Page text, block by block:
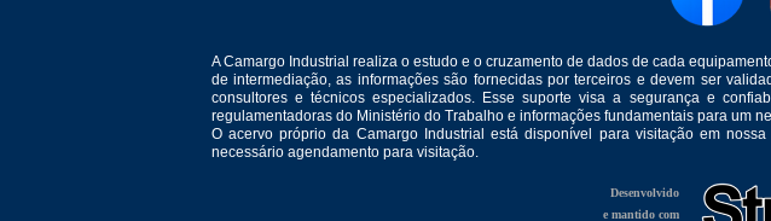
A Camargo Industrial realiza o estudo e o cruzamento de dados de cada
de intermediação, as informações são fornecidas por terceiros e devem ser
consultores e técnicos especializados. Esse suporte visa a segurança e
regulamentadoras do Ministério do Trabalho e informações fundamentais para um
O acervo próprio da Camargo Industrial está disponível para visitação em
necessário agendamento para visitação.
Desenvolvido
e mantido com